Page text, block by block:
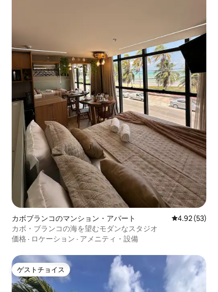
カボブランコのマンション・アパート レビュー53
4.92 (53)
カボ・ブランコの海を望むモダンなスタジオ
価格 · ロケーション · アメニティ・設備
ゲストチョイス
ゲストチョイス